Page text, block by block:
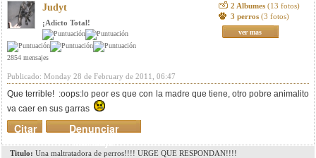
Judyt
¡Adicto Total!
2854 mensajes
2 Albumes (13 fotos)
3 perros (3 fotos)
ver mas
Publicado: Monday 28 de February de 2011, 06:47
Que terrible! :oops:lo peor es que con la madre que tiene, otro pobre animalito
va caer en sus garras
Denunciar
mensaje
Citar
Titulo: Una maltratadora de perros!!!! URGE QUE RESPONDAN!!!!